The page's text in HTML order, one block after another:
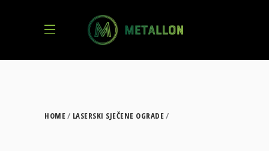
HOME LASERSKI SJEČENE OGRADE